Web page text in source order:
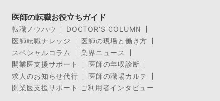
医師の転職お役立ちガイド
転職ノウハウ
DOCTOR’S COLUMN
医師転職ナレッジ
医師の現場と働き方
スペシャルコラム
業界ニュース
開業医支援サポート
医師の年収診断
求人のお知らせ代行
医師の職場カルテ
開業医支援サポート ご利用者インタビュー